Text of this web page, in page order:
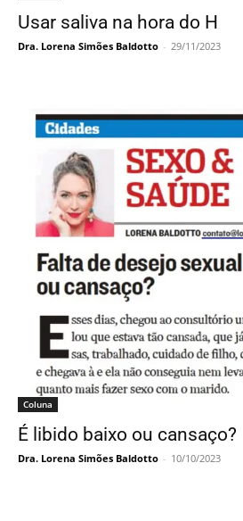
Usar saliva na hora do H
Dra. Lorena Simões Baldotto - 29/11/2023
Coluna
É libido baixo ou cansaço?
Dra. Lorena Simões Baldotto - 10/10/2023